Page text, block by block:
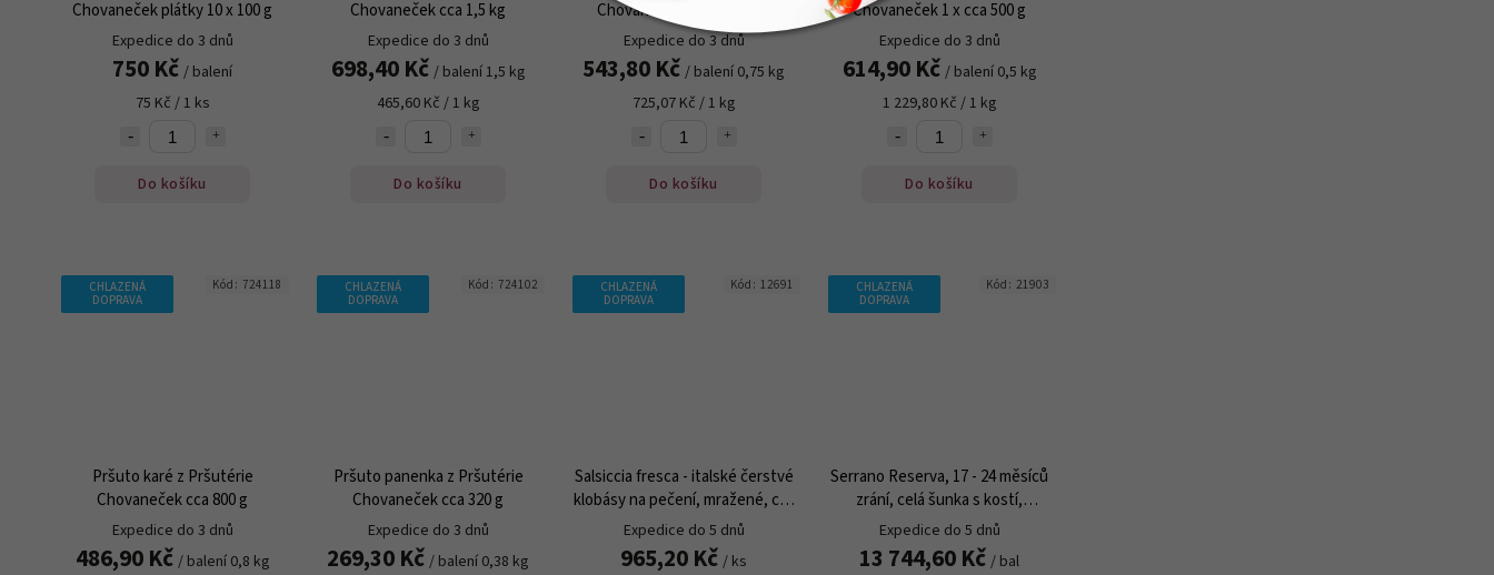
Chovaneček plátky 10 x 100 g
Expedice do 3 dnů
750 Kč / balení
75 Kč / 1 ks
Do košíku
Chovaneček cca 1,5 kg
Expedice do 3 dnů
698,40 Kč / balení 1,5 kg
465,60 Kč / 1 kg
Do košíku
Chovaneček 1 x cca 750 g
Expedice do 3 dnů
543,80 Kč / balení 0,75 kg
725,07 Kč / 1 kg
Do košíku
Chovaneček 1 x cca 500 g
Expedice do 3 dnů
614,90 Kč / balení 0,5 kg
1 229,80 Kč / 1 kg
Do košíku
CHLAZENÁ
DOPRAVA
Pršuto karé z Pršutérie
Chovaneček cca 800 g
Expedice do 3 dnů
486,90 Kč / balení 0,8 kg
Kód: 724118
CHLAZENÁ
DOPRAVA
Pršuto panenka z Pršutérie
Chovaneček cca 320 g
Expedice do 3 dnů
269,30 Kč / balení 0,38 kg
Kód: 724102
CHLAZENÁ
DOPRAVA
Salsiccia fresca - italské čerstvé
klobásy na pečení, mražené, cca
950 g
Expedice do 5 dnů
965,20 Kč / ks
Kód: 12691
CHLAZENÁ
DOPRAVA
Serrano Reserva, 17 - 24 měsíců
zrání, celá šunka s kostí,
nejvyšší kvality, cca 8 kg
Expedice do 5 dnů
13 744,60 Kč / bal
Kód: 21903